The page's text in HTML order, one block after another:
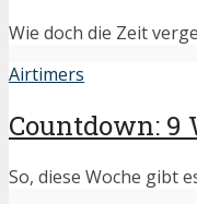
Wie doch die Zeit
Airtimers
Countdown: 9
So, diese Woche gibt